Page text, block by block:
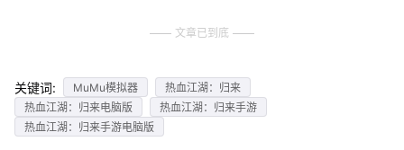
文章已到底
关键词: MuMu模拟器
热血江湖：归来
热血江湖：归来电脑版
热血江湖：归来手游
热血江湖：归来手游电脑版